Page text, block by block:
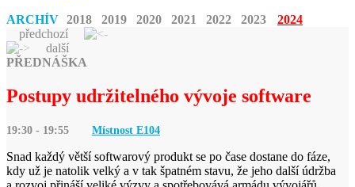
ARCHÍV 2018 2019 2020 2021 2022 2023
2024
předchozí
další
PŘEDNÁŠKA
Postupy udržitelného vývoje software
19:30 - 19:55 Místnost E104
Snad každý větší softwarový produkt se po čase dostane do fáze,
kdy už je natolik velký a v tak špatném stavu, že jeho další údržba